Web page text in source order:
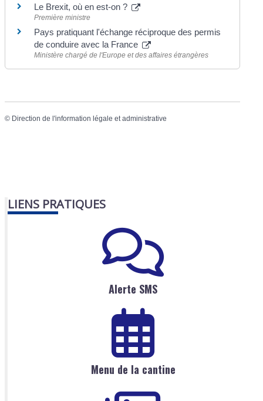
Le Brexit, où en est-on ?
Première ministre
Pays pratiquant l'échange réciproque des permis
de conduire avec la France
Ministère chargé de l'Europe et des affaires étrangères
© Direction de l'information légale et administrative
LIENS PRATIQUES
Alerte SMS
Menu de la cantine